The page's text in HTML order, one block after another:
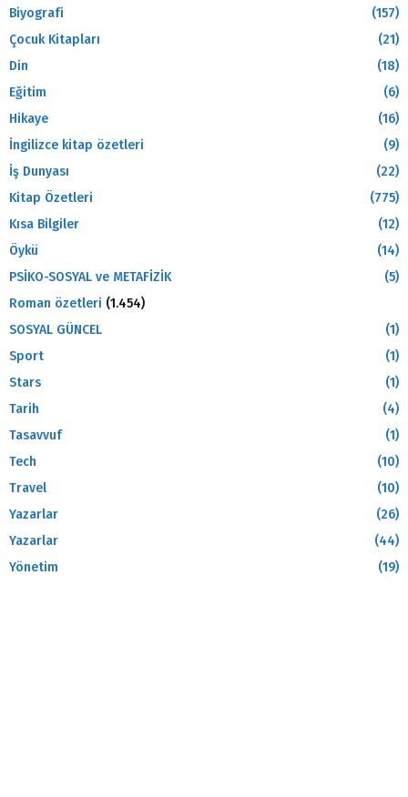
Biyografi
(157)
Çocuk Kitapları
(21)
Din
(18)
Eğitim
(6)
Hikaye
(16)
İngilizce kitap özetleri
(9)
İş Dunyası
(22)
Kitap Özetleri
(775)
Kısa Bilgiler
(12)
Öykü
(14)
PSİKO-SOSYAL ve METAFİZİK
(5)
Roman özetleri (1.454)
SOSYAL GÜNCEL
(1)
Sport
(1)
Stars
(1)
Tarih
(4)
Tasavvuf
(1)
Tech
(10)
Travel
(10)
Yazarlar
(26)
Yazarlar
(44)
Yönetim
(19)